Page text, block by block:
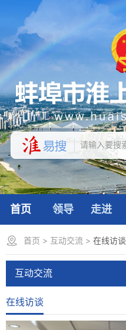
首页 领导 走进
首页 > 互动交流 > 在线访谈
互动交流
在线访谈